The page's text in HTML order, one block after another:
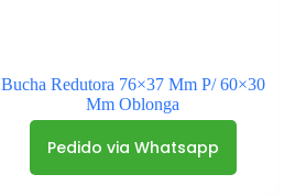
Bucha Redutora 76×37 Mm P/ 60×30
Mm Oblonga
Pedido via Whatsapp